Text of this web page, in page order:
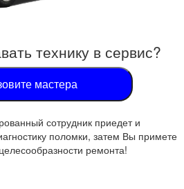
технику в сервис?
мастера
сотрудник приедет и
поломки, затем Вы примете
ремонта!